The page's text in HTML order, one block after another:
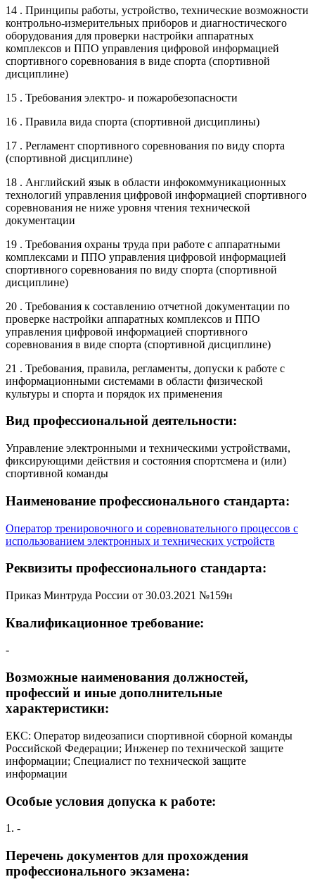
14 . Принципы работы, устройство, технические возможности
контрольно-измерительных приборов и диагностического
оборудования для проверки настройки аппаратных
комплексов и ППО управления цифровой информацией
спортивного соревнования в виде спорта (спортивной
дисциплине)
15 . Требования электро- и пожаробезопасности
16 . Правила вида спорта (спортивной дисциплины)
17 . Регламент спортивного соревнования по виду спорта
(спортивной дисциплине)
18 . Английский язык в области инфокоммуникационных
технологий управления цифровой информацией спортивного
соревнования не ниже уровня чтения технической
документации
19 . Требования охраны труда при работе с аппаратными
комплексами и ППО управления цифровой информацией
спортивного соревнования по виду спорта (спортивной
дисциплине)
20 . Требования к составлению отчетной документации по
проверке настройки аппаратных комплексов и ППО
управления цифровой информацией спортивного
соревнования в виде спорта (спортивной дисциплине)
21 . Требования, правила, регламенты, допуски к работе с
информационными системами в области физической
культуры и спорта и порядок их применения
Вид профессиональной деятельности:
Управление электронными и техническими устройствами,
фиксирующими действия и состояния спортсмена и (или)
спортивной команды
Наименование профессионального стандарта:
Оператор тренировочного и соревновательного процессов с
использованием электронных и технических устройств
Реквизиты профессионального стандарта:
Приказ Минтруда России от 30.03.2021 №159н
Квалификационное требование:
-
Возможные наименования должностей,
профессий и иные дополнительные
характеристики:
ЕКС: Оператор видеозаписи спортивной сборной команды
Российской Федерации; Инженер по технической защите
информации; Специалист по технической защите
информации
Особые условия допуска к работе:
1. -
Перечень документов для прохождения
профессионального экзамена: